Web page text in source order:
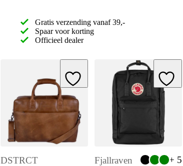
Gratis verzending vanaf 39,-
Spaar voor korting
Officieel dealer
Add to Wishlist
DSTRCT
Add
+ 5
Fjallraven